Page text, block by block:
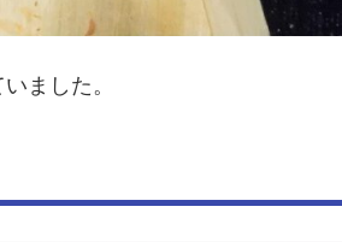
ました。